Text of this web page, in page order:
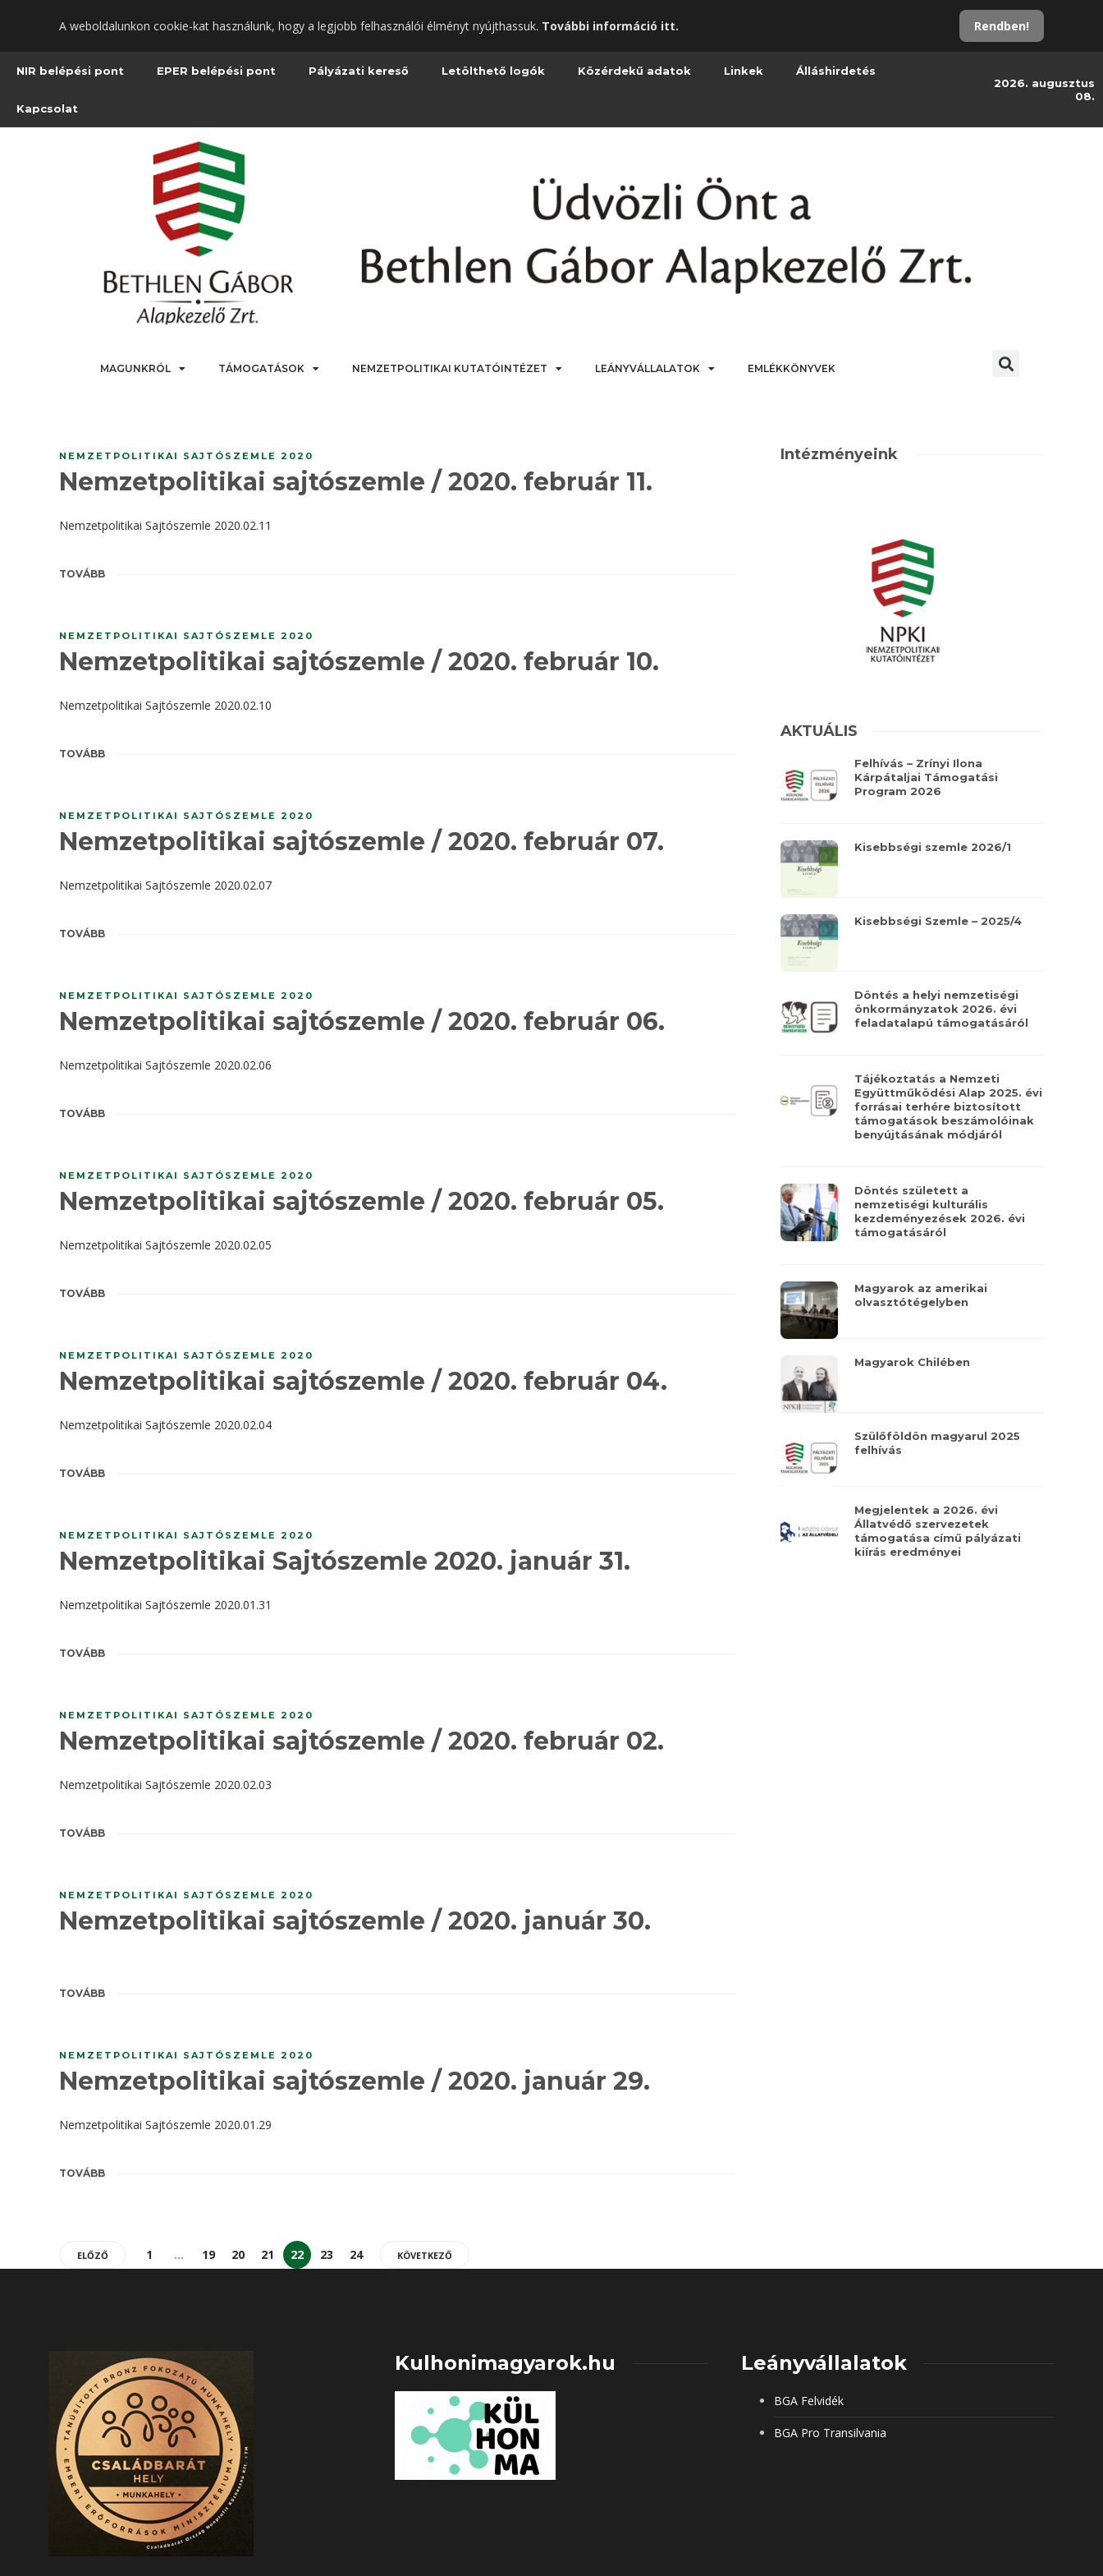
tartalomra
A weboldalunkon cookie-kat használunk, hogy a legjobb felhasználói élményt nyújthassuk. További információ itt. Rendben!
NIR belépési pont EPER belépési pont Pályázati kereső Letölthető logók Közérdekű adatok Linkek Álláshirdetés
Kapcsolat
2026. augusztus
08.
MAGUNKRÓL TÁMOGATÁSOK NEMZETPOLITIKAI KUTATÓINTÉZET LEÁNYVÁLLALATOK EMLÉKKÖNYVEK
NEMZETPOLITIKAI SAJTÓSZEMLE 2020
Nemzetpolitikai sajtószemle / 2020. február 11.
Nemzetpolitikai Sajtószemle 2020.02.11
TOVÁBB
NEMZETPOLITIKAI SAJTÓSZEMLE 2020
Nemzetpolitikai sajtószemle / 2020. február 10.
Nemzetpolitikai Sajtószemle 2020.02.10
TOVÁBB
NEMZETPOLITIKAI SAJTÓSZEMLE 2020
Nemzetpolitikai sajtószemle / 2020. február 07.
Nemzetpolitikai Sajtószemle 2020.02.07
TOVÁBB
NEMZETPOLITIKAI SAJTÓSZEMLE 2020
Nemzetpolitikai sajtószemle / 2020. február 06.
Nemzetpolitikai Sajtószemle 2020.02.06
TOVÁBB
NEMZETPOLITIKAI SAJTÓSZEMLE 2020
Nemzetpolitikai sajtószemle / 2020. február 05.
Nemzetpolitikai Sajtószemle 2020.02.05
TOVÁBB
NEMZETPOLITIKAI SAJTÓSZEMLE 2020
Nemzetpolitikai sajtószemle / 2020. február 04.
Nemzetpolitikai Sajtószemle 2020.02.04
TOVÁBB
NEMZETPOLITIKAI SAJTÓSZEMLE 2020
Nemzetpolitikai Sajtószemle 2020. január 31.
Nemzetpolitikai Sajtószemle 2020.01.31
TOVÁBB
NEMZETPOLITIKAI SAJTÓSZEMLE 2020
Nemzetpolitikai sajtószemle / 2020. február 02.
Nemzetpolitikai Sajtószemle 2020.02.03
TOVÁBB
NEMZETPOLITIKAI SAJTÓSZEMLE 2020
Nemzetpolitikai sajtószemle / 2020. január 30.
TOVÁBB
NEMZETPOLITIKAI SAJTÓSZEMLE 2020
Nemzetpolitikai sajtószemle / 2020. január 29.
Nemzetpolitikai Sajtószemle 2020.01.29
TOVÁBB
ELŐZŐ 1 … 19 20 21 22 23 24 KÖVETKEZŐ
Intézményeink
AKTUÁLIS
Felhívás – Zrínyi Ilona
Kárpátaljai Támogatási
Program 2026
Kisebbségi szemle 2026/1
Kisebbségi Szemle – 2025/4
Döntés a helyi nemzetiségi
önkormányzatok 2026. évi
feladatalapú támogatásáról
Tájékoztatás a Nemzeti
Együttműködési Alap 2025. évi
forrásai terhére biztosított
támogatások beszámolóinak
benyújtásának módjáról
Döntés született a
nemzetiségi kulturális
kezdeményezések 2026. évi
támogatásáról
Magyarok az amerikai
olvasztótégelyben
Magyarok Chilében
Szülőföldön magyarul 2025
felhívás
Megjelentek a 2026. évi
Állatvédő szervezetek
támogatása című pályázati
kiírás eredményei
Kulhonimagyarok.hu Leányvállalatok
BGA Felvidék
BGA Pro Transilvania